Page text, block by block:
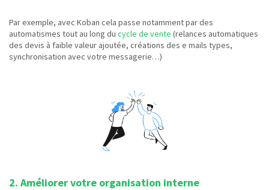
Par exemple, avec Koban cela passe notamment par des
automatismes tout au long du cycle de vente (relances automatiques
des devis à faible valeur ajoutée, créations des e mails types,
synchronisation avec votre messagerie…)
2. Améliorer votre organisation interne